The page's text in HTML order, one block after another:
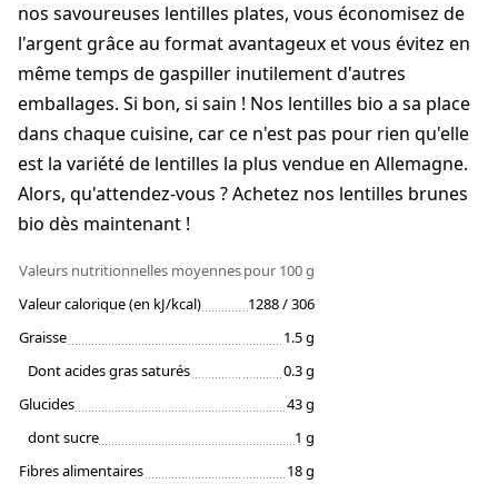
nos savoureuses lentilles plates, vous économisez de
l'argent grâce au format avantageux et vous évitez en
même temps de gaspiller inutilement d'autres
emballages. Si bon, si sain ! Nos lentilles bio a sa place
dans chaque cuisine, car ce n'est pas pour rien qu'elle
est la variété de lentilles la plus vendue en Allemagne.
Alors, qu'attendez-vous ? Achetez nos lentilles brunes
bio dès maintenant !
Valeurs nutritionnelles moyennespour 100 g
Valeur calorique (en kJ/kcal)
1288 / 306
Graisse
1.5 g
Dont acides gras saturés
0.3 g
Glucides
43 g
dont sucre
1 g
Fibres alimentaires
18 g